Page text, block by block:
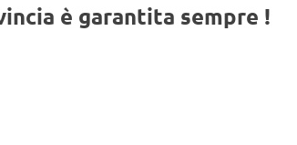
è garantita sempre !